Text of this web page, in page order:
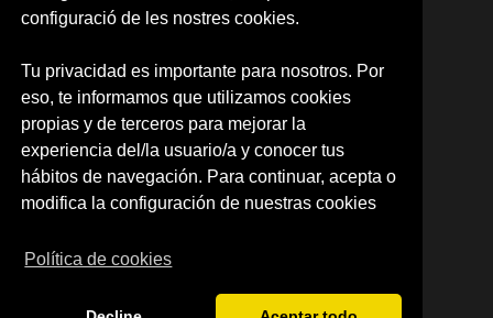
configuració de les nostres cookies.
Tu privacidad es importante para nosotros. Por
eso, te informamos que utilizamos cookies
propias y de terceros para mejorar la
experiencia del/la usuario/a y conocer tus
hábitos de navegación. Para continuar, acepta o
modifica la configuración de nuestras cookies
Política de cookies
11. RUSO
12.NEERLANDÉS
14. INTENSIVE SPANISH
CARTA RESERVA DE PLAZA
RESERVA DE PLAZA (CAMPUS)
SOBRE NOSOTROS
Quienes somos
Política de privacidad